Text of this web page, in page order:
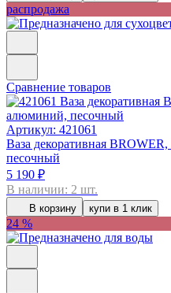
распродажа
Сравнение товаров
Артикул: 421061
Ваза декоративная
песочный
5 190 ₽
В наличии: 2 шт.
В корзину купи в 1 клик
24 %